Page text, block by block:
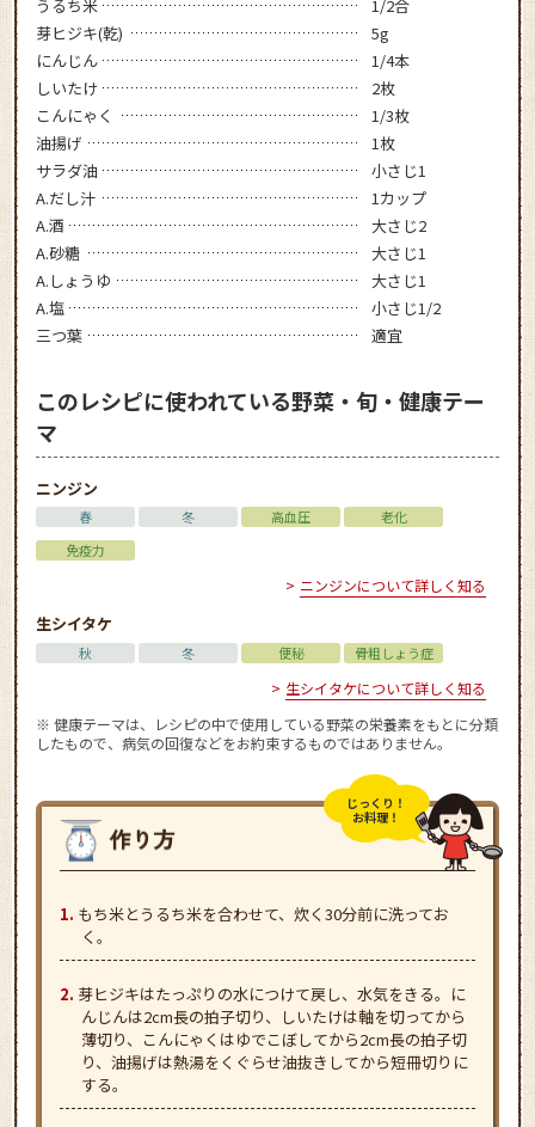
うるち米
1/2合
芽ヒジキ(乾)
5g
にんじん
1/4本
しいたけ
2枚
こんにゃく
1/3枚
油揚げ
1枚
サラダ油
小さじ1
A.だし汁
1カップ
A.酒
大さじ2
A.砂糖
大さじ1
A.しょうゆ
大さじ1
A.塩
小さじ1/2
三つ葉
適宜
このレシピに使われている野菜・旬・健康テー
マ
ニンジン
春 冬 高血圧
老化
免疫力
ニンジンについて詳しく知る
生シイタケ
秋 冬 便秘 骨粗しょう症
生シイタケについて詳しく知る
※ 健康テーマは、レシピの中で使用している野菜の栄養素をもとに分類
したもので、病気の回復などをお約束するものではありません。
じっくり！
お料理！
もち米とうるち米を合わせて、炊く30分前に洗ってお
く。
芽ヒジキはたっぷりの水につけて戻し、水気をきる。に
んじんは2cm長の拍子切り、しいたけは軸を切ってから
薄切り、こんにゃくはゆでこぼしてから2cm長の拍子切
り、油揚げは熱湯をくぐらせ油抜きしてから短冊切りに
する。